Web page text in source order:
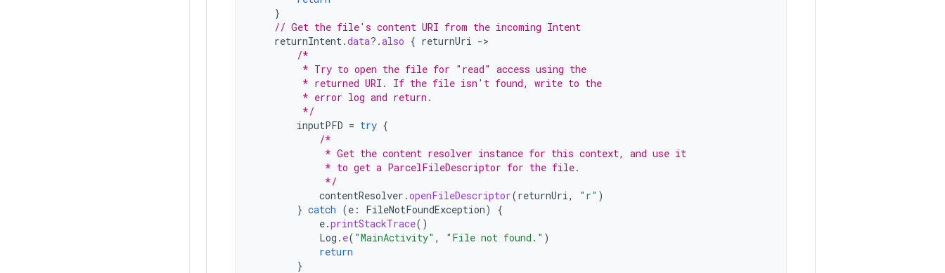
}
// Get the file's content URI from the incoming Intent
returnIntent.data?.also { returnUri -
/*
         * Try to open the file for "read" access using the
         * returned URI. If the file isn't found, write to the
         * error log and return.
         */
inputPFD = try {
/*
             * Get the content resolver instance for this context, and use it
             * to get a ParcelFileDescriptor for the file.
             */
contentResolver .openFileDescriptor(returnUri, "r" )
} catch (e : FileNotFoundException)
{
e.printStackTrace()
Log . e( "MainActivity" , "File not found." )
return
}